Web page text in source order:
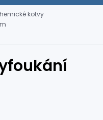
KOTEVNÍ TECHNIKA
kotvy